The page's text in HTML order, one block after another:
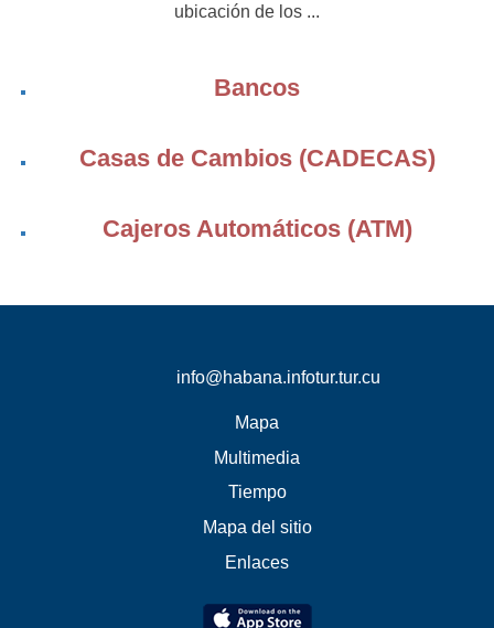
ubicación de los ...
Bancos
Casas de Cambios (CADECAS)
Cajeros Automáticos (ATM)
info@habana.infotur.tur.cu
Mapa
Multimedia
Tiempo
Mapa del sitio
Enlaces